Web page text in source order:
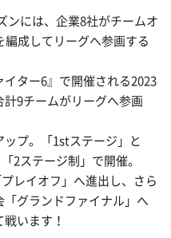
ンには、企業8社がチームオ
編成してリーグへ参画する
ター6』で開催される2023
9チームがリーグへ参画
プ。「1stステージ」と
2ステージ制」で開催。
レイオフ」へ進出し、さら
グランドファイナル」へ
います！